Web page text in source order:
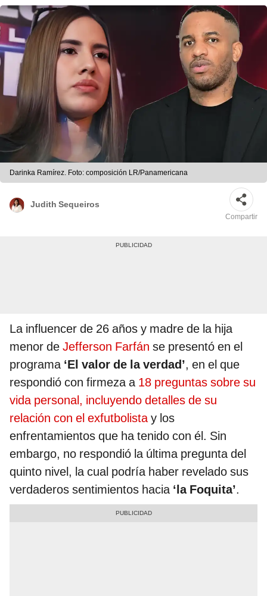
Darinka Ramírez. Foto: composición LR/Panamericana
Judith Sequeiros
Compartir
La influencer de 26 años y madre de la hija
menor de Jefferson Farfán se presentó en el
programa ‘El valor de la verdad’, en el que
respondió con firmeza a 18 preguntas sobre su
vida personal, incluyendo detalles de su
relación con el exfutbolistay los
enfrentamientos que ha tenido con él. Sin
embargo, no respondió la última pregunta del
quinto nivel, la cual podría haber revelado sus
verdaderos sentimientos hacia ‘la Foquita’.